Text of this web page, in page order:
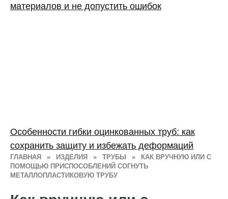
ГЛАВНАЯ » ИЗДЕЛИЯ » ТРУБЫ »
КАК ВРУЧНУЮ ИЛИ С
ПОМОЩЬЮ ПРИСПОСОБЛЕНИЙ СОГНУТЬ
МЕТАЛЛОПЛАСТИКОВУЮ ТРУБУ
материалов и не допустить ошибок
Особенности гибки оцинкованных труб: как
сохранить защиту и избежать деформаций